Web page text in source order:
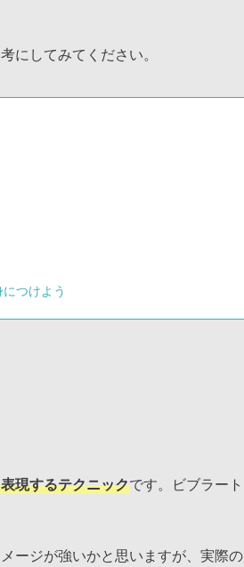
にしてみてください。
つけよう
現するテクニックです。ビブラー
ージが強いかと思いますが、実際